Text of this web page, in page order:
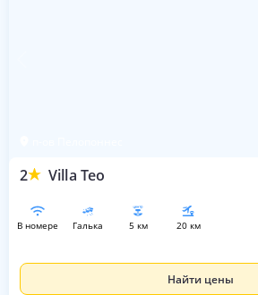
2 Villa Teo
в номере галька 5 км 20 км
Найти цены